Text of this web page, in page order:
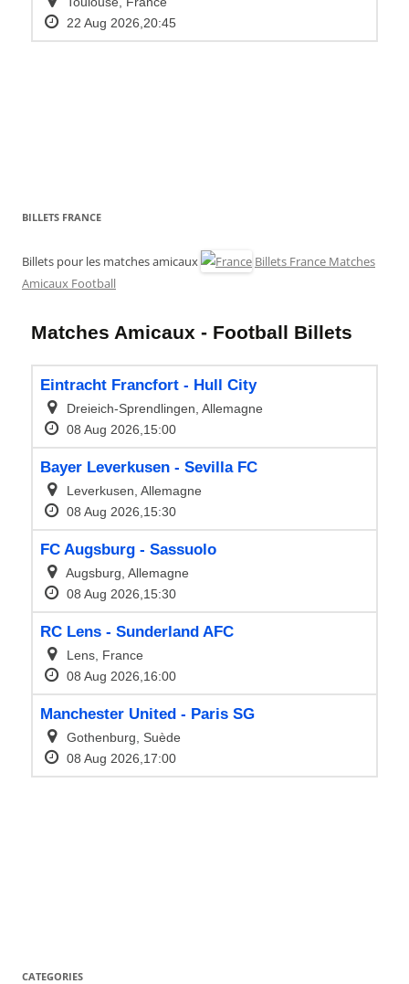
BILLETS FRANCE
Billets pour les matches amicaux
Billets France Matches
Amicaux Football
CATEGORIES